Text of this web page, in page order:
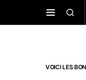
VOICI LES